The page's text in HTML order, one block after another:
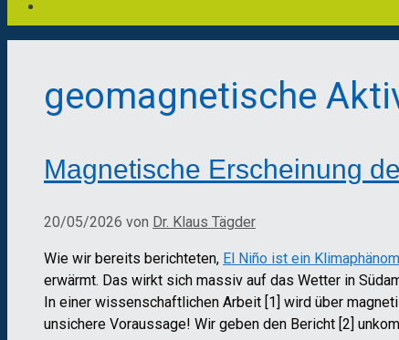
geomagnetische
Magnetische Erscheinung
20/05/2026 von Dr. Klaus Tägder
Wie wir bereits berichteten, El Niño ist ein
erwärmt. Das wirkt sich massiv auf das Wetter in
In einer wissenschaftlichen Arbeit [1] wird über
unsichere Voraussage! Wir geben den Bericht [2]